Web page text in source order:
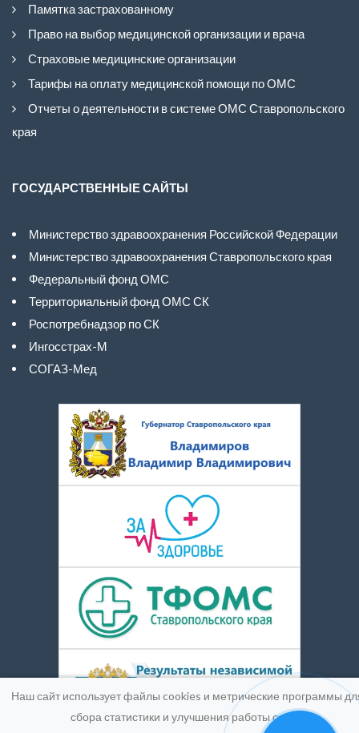
Памятка застрахованному
Право на выбор медицинской организации и врача
Страховые медицинские организации
Тарифы на оплату медицинской помощи по ОМС
Отчеты о деятельности в системе ОМС Ставропольского
края
ГОСУДАРСТВЕННЫЕ САЙТЫ
Министерство здравоохранения Российской Федерации
Министерство здравоохранения Ставропольского края
Федеральный фонд ОМС
Территориальный фонд ОМС СК
Роспотребнадзор по СК
Ингосстрах-М
СОГАЗ-Мед
Наш сайт использует файлы cookies и метрические программы
сбора статистики и улучшения работы сайта.